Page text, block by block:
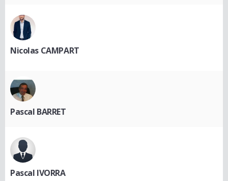
Nicolas CAMPART
Pascal BARRET
Pascal IVORRA